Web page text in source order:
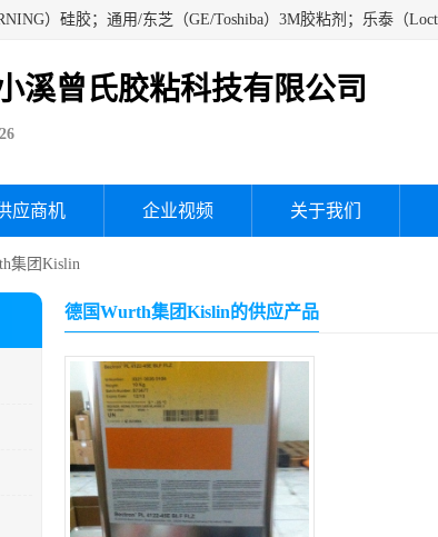
溪曾氏胶粘科技有限公司
应商机 企业视频 关于我们
集团Kislin
德国Wurth集团Kislin的供应产品